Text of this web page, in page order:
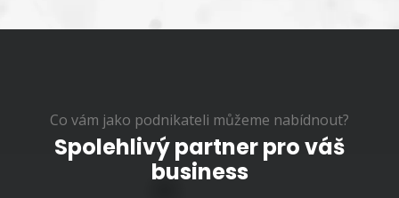
Co vám jako podnikateli můžeme nabídnout?
Spolehlivý partner pro váš
business